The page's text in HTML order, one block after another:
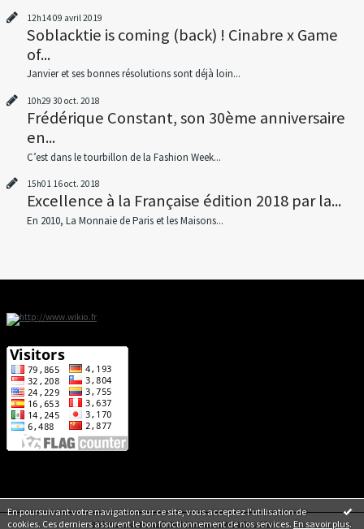
En poursuivant votre navigation sur ce site, vous acceptez l'utilisation de
cookies. Ces derniers assurent le bon fonctionnement de nos services. En savoir plus.
12h1409 avril 2019
Soblacktie is coming (back) ! Cinabre x Game
of...
Janvier et ses bonnes résolutions sont déjà loin...
10h29 30 oct. 2018
Frédérique Constant, son 30ème anniversaire
en...
C’est dans le tourbillon de la Fashion Week...
15h01 16oct. 2018
Excellence à la Française édition 2018 par la...
En 2010, La Monnaie de Paris et les Maisons...
Déclarer un contenu illicite|Mentions légales de ce blog